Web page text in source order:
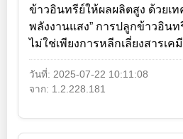
ข้าวอินทรีย์ให้ผลผลิตสูง ด้วยเ
พลังงานแสง” การปลูกข้าวอินท
ไม่ใช่เพียงการหลีกเลี่ยงสารเค
วันที่: 2025-07-22 10:11:08
จาก: 1.2.228.181